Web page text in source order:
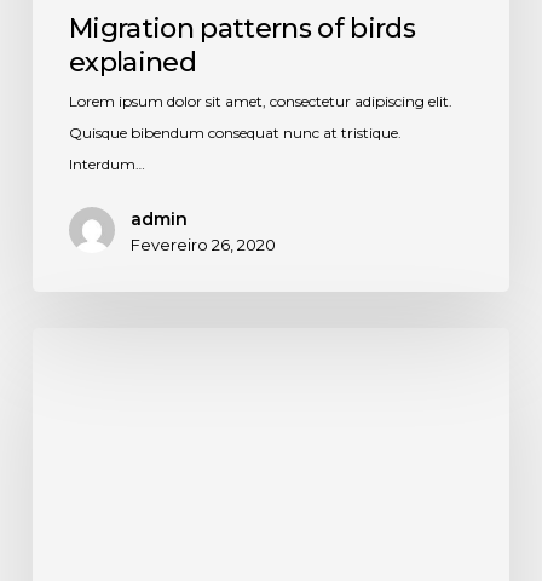
Migration patterns of birds
explained
Lorem ipsum dolor sit amet, consectetur adipiscing elit.
Quisque bibendum consequat nunc at tristique.
Interdum…
admin
Fevereiro 26, 2020